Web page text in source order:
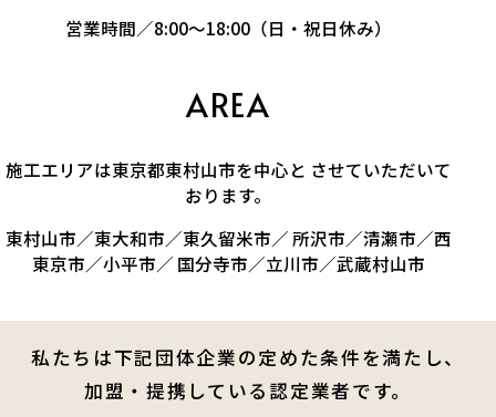
営業時間／8:00～18:00（日・祝日休み）
AREA
施工エリアは東京都東村山市を中心と させていただいて
おります。
東村山市／東大和市／東久留米市／ 所沢市／清瀬市／西
東京市／小平市／ 国分寺市／立川市／武蔵村山市
私たちは下記団体企業の定めた条件を満たし、
加盟・提携している認定業者です。